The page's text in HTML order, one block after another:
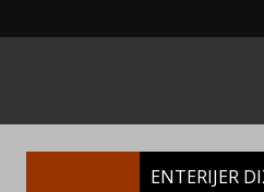
ENTERIJER